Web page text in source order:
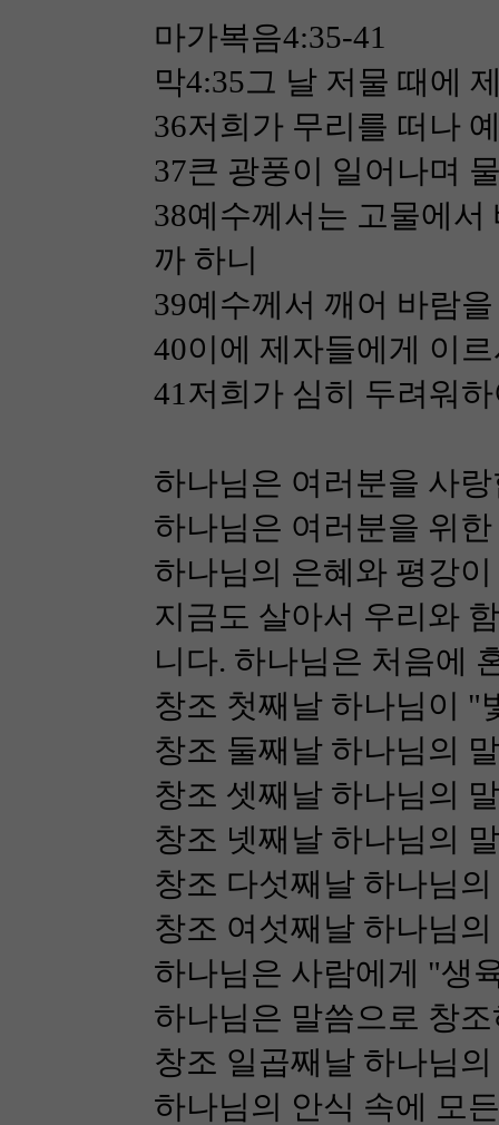
마가복음4:35-41
막4:35그 날 저물 때에
36저희가 무리를 떠나
37큰 광풍이 일어나며
38예수께서는 고물에
까 하니
39예수께서 깨어 바람
40이에 제자들에게 이
41저희가 심히 두려워
하나님은 여러분을 사
하나님은 여러분을 위
하나님의 은혜와 평강
지금도 살아서 우리와
니다. 하나님은 처음에
창조 첫째날 하나님이 "
창조 둘째날 하나님의
창조 셋째날 하나님의
창조 넷째날 하나님의
창조 다섯째날 하나님
창조 여섯째날 하나님
하나님은 사람에게 "생
하나님은 말씀으로 창
창조 일곱째날 하나님
하나님의 안식 속에 모